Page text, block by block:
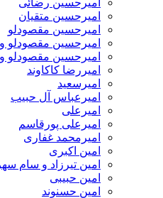
امیرحسین رضائی
امیرحسین متقیان
امیرحسین مقصودلو
امیرحسین مقصودلو
امیرحسین مقصودلو
امیررضا کاکاوند
امیرسعید
امیرعباس آل حبیب
امیرعلی
امیرعلی پورقاسم
امیرمحمد غفاری
امین اکبری
امین تیرزاد و سام
امین حبیبی
امین حسنوند